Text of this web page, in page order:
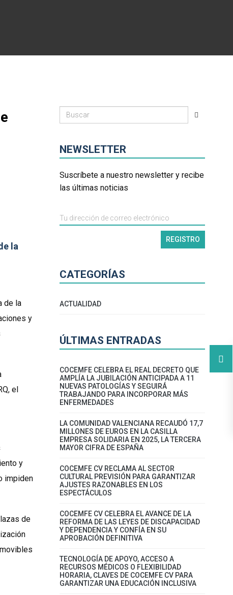
la
de la
y
el
y
impiden
de
NEWSLETTER
Suscríbete a nuestro newsletter y recibe
las últimas noticias
CATEGORÍAS
ACTUALIDAD
ÚLTIMAS ENTRADAS
COCEMFE CELEBRA EL REAL DECRETO QUE
AMPLÍA LA JUBILACIÓN ANTICIPADA A 11
NUEVAS PATOLOGÍAS Y SEGUIRÁ
TRABAJANDO PARA INCORPORAR MÁS
ENFERMEDADES
LA COMUNIDAD VALENCIANA RECAUDÓ 17,7
MILLONES DE EUROS EN LA CASILLA
EMPRESA SOLIDARIA EN 2025, LA TERCERA
MAYOR CIFRA DE ESPAÑA
COCEMFE CV RECLAMA AL SECTOR
CULTURAL PREVISIÓN PARA GARANTIZAR
AJUSTES RAZONABLES EN LOS
ESPECTÁCULOS
COCEMFE CV CELEBRA EL AVANCE DE LA
REFORMA DE LAS LEYES DE DISCAPACIDAD
Y DEPENDENCIA Y CONFÍA EN SU
APROBACIÓN DEFINITIVA
TECNOLOGÍA DE APOYO, ACCESO A
RECURSOS MÉDICOS O FLEXIBILIDAD
HORARIA, CLAVES DE COCEMFE CV PARA
GARANTIZAR UNA EDUCACIÓN INCLUSIVA